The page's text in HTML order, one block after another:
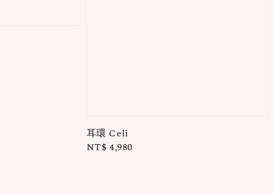
耳環 Celi
Regular
NT$ 4,980